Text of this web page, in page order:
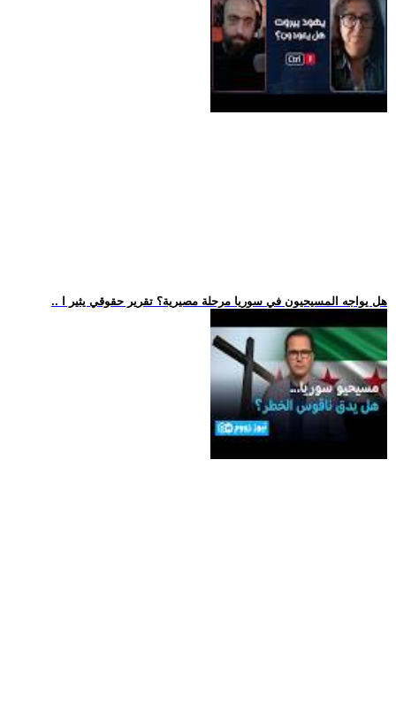
.. هل يواجه المسيحيون في سوريا مرحلة مصيرية؟ تقرير حقوقي يثير ا